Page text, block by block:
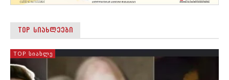
TOP ᲡᲘᲐᲮᲚᲔᲔᲑᲘ
TOP ᲡᲘᲐᲮᲚᲔ